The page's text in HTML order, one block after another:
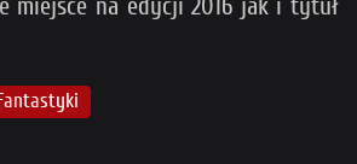
miejsce na edycji 2016 jak i tytuł